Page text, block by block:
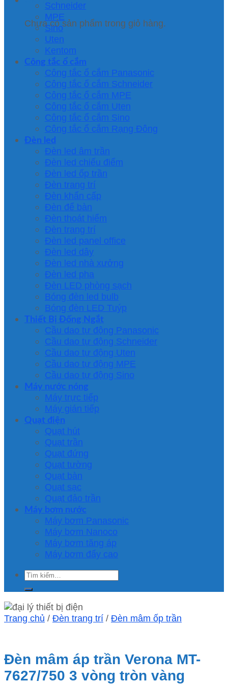
Chưa có sản phẩm trong giỏ hàng.
Schneider
MPE
Sino
Uten
Kentom
Công tắc ổ cắm
Công tắc ổ cắm Panasonic
Công tắc ổ cắm Schneider
Công tắc ổ cắm MPE
Công tắc ổ cắm Uten
Công tắc ổ cắm Sino
Công tắc ổ cắm Rạng Đông
Đèn led
Đèn led âm trần
Đèn led chiếu điểm
Đèn led ốp trần
Đèn trang trí
Đèn khẩn cấp
Đèn để bàn
Đèn thoát hiểm
Đèn trang trí
Đèn led panel office
Đèn led dây
Đèn led nhà xưởng
Đèn led pha
Đèn LED phòng sạch
Bóng đèn led bulb
Bóng đèn LED Tuýp
Thiết Bị Đống Ngắt
Cầu dao tự động Panasonic
Cầu dao tự động Schneider
Cầu dao tự động Uten
Cầu dao tự động MPE
Cầu dao tự động Sino
Máy nước nóng
Máy trực tiếp
Máy gián tiếp
Quạt điện
Quạt hút
Quạt trần
Quạt đứng
Quạt tường
Quạt bàn
Quạt sạc
Quạt đảo trần
Máy bơm nước
Máy bơm Panasonic
Máy bơm Nanoco
Máy bơm tăng áp
Máy bơm đẩy cao
Tìm
kiếm:
Trang chủ / Đèn trang trí / Đèn mâm ốp trần
Đèn mâm áp trần Verona MT-
7627/750 3 vòng tròn vàng